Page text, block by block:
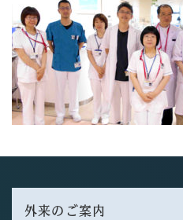
外来のご案内